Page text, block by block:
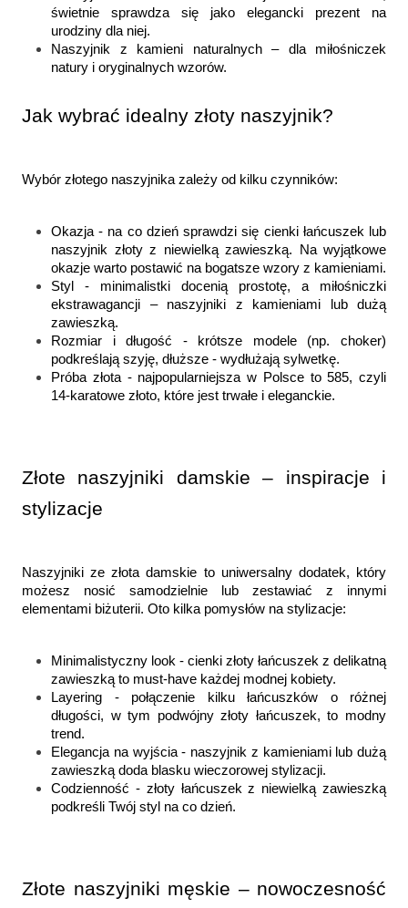
świetnie sprawdza się jako elegancki prezent na
urodziny dla niej.
Naszyjnik z kamieni naturalnych – dla miłośniczek
natury i oryginalnych wzorów.
Jak wybrać idealny złoty naszyjnik?
Wybór złotego naszyjnika zależy od kilku czynników:
Okazja - na co dzień sprawdzi się cienki łańcuszek lub
naszyjnik złoty z niewielką zawieszką. Na wyjątkowe
okazje warto postawić na bogatsze wzory z kamieniami.
Styl - minimalistki docenią prostotę, a miłośniczki
ekstrawagancji – naszyjniki z kamieniami lub dużą
zawieszką.
Rozmiar i długość - krótsze modele (np. choker)
podkreślają szyję, dłuższe - wydłużają sylwetkę.
Próba złota - najpopularniejsza w Polsce to 585, czyli
14-karatowe złoto, które jest trwałe i eleganckie.
Złote naszyjniki damskie – inspiracje i
stylizacje
Naszyjniki ze złota damskie to uniwersalny dodatek, który
możesz nosić samodzielnie lub zestawiać z innymi
elementami biżuterii. Oto kilka pomysłów na stylizacje:
Minimalistyczny look - cienki złoty łańcuszek z delikatną
zawieszką to must-have każdej modnej kobiety.
Layering - połączenie kilku łańcuszków o różnej
długości, w tym podwójny złoty łańcuszek, to modny
trend.
Elegancja na wyjścia - naszyjnik z kamieniami lub dużą
zawieszką doda blasku wieczorowej stylizacji.
Codzienność - złoty łańcuszek z niewielką zawieszką
podkreśli Twój styl na co dzień.
Złote naszyjniki męskie – nowoczesność